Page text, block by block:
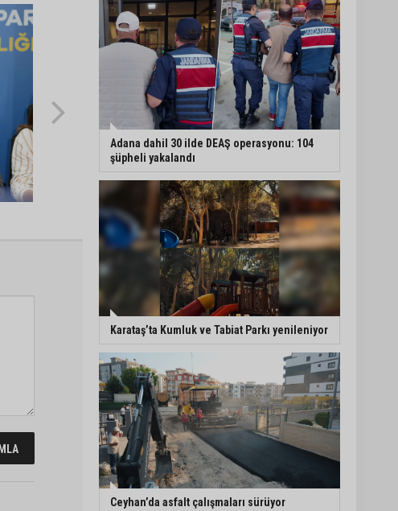
Adana dahil 30 ilde DEAŞ operasyonu: 104
şüpheli yakalandı
Karataş’ta Kumluk ve Tabiat Parkı yenileniyor
Ceyhan’da asfalt çalışmaları sürüyor